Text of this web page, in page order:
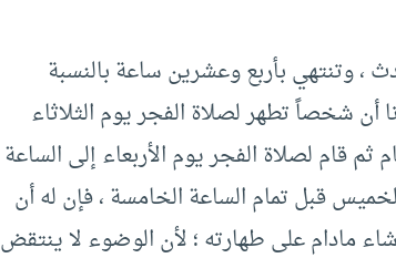
وتنتهي بأربع وعشرين ساعة بالنسبة
أن شخصاً تطهر لصلاة الفجر يوم الثلاثاء
ثم قام لصلاة الفجر يوم الأربعاء إلى الساعة
قبل تمام الساعة الخامسة ، فإن له أن
مادام على طهارته ؛ لأن الوضوء لا ينتقض